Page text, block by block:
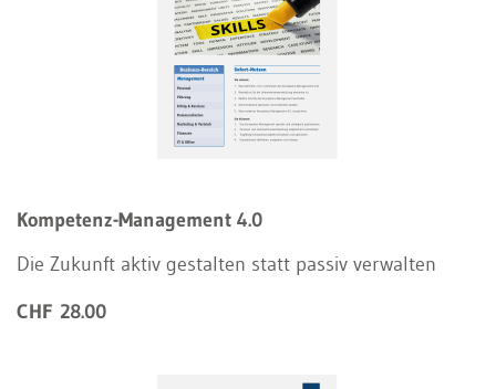
Kompetenz-Management 4.0
Die Zukunft aktiv gestalten statt passiv verwalten
CHF 28.00